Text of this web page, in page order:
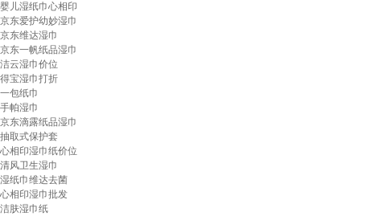
婴儿湿纸巾心相印
京东爱护幼妙湿巾
京东维达湿巾
京东一帆纸品湿巾
洁云湿巾价位
得宝湿巾打折
一包纸巾
手帕湿巾
京东滴露纸品湿巾
抽取式保护套
心相印湿巾纸价位
清风卫生湿巾
湿纸巾维达去菌
心相印湿巾批发
洁肤湿巾纸